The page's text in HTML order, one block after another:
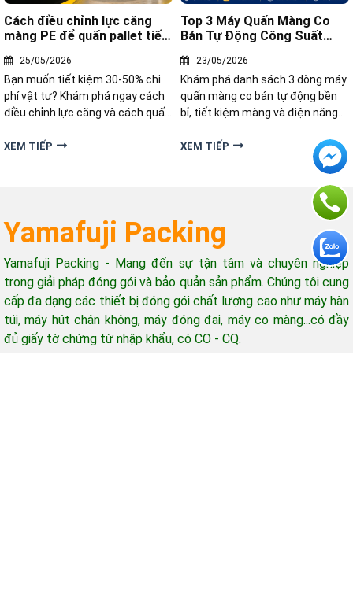
Cách điều chỉnh lực căng
màng PE để quấn pallet tiết
25/05/2026
Bạn muốn tiết kiệm 30-50% chi
phí vật tư? Khám phá ngay cách
điều chỉnh lực căng và cách quấn
nhất tại đây!
XEM TIẾP
Top 3 Máy Quấn Màng Co
Bán Tự Động Công Suất
23/05/2026
Khám phá danh sách 3 dòng máy
quấn màng co bán tự động bền
bỉ, tiết kiệm màng và điện năng
hóa quy trình đóng gói cùng
XEM TIẾP
Yamafuji Packing
Yamafuji Packing - Mang đến sự tận tâm và chuyên nghiệp
trong giải pháp đóng gói và bảo quản sản phẩm. Chúng tôi cung
cấp đa dạng các thiết bị đóng gói chất lượng cao như máy hàn
túi, máy hút chân không, máy đóng đai, máy co màng...có đầy
đủ giấy tờ chứng từ nhập khẩu, có CO - CQ.